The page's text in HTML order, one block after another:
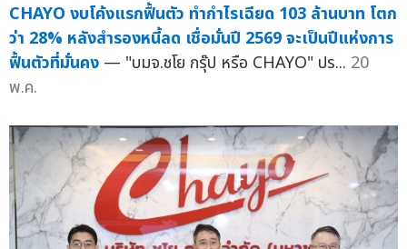
CHAYO งบโค้งแรกฟื้นตัว ทำกำไรเฉียด 103 ล้านบาท โตก
ว่า 28% หลังสำรองหนี้ลด เชื่อมั่นปี 2569 จะเป็นปีแห่งการ
ฟื้นตัวที่มั่นคง — "บมจ.ชโย กรุ๊ป หรือ CHAYO" ปร... 20
พ.ค.